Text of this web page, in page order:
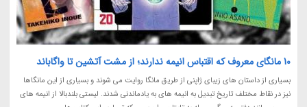
10 مانگای معروف که اقتباس انیمه ندارند؛ از مشت آتشین تا واگاباند
بسیاری از داستان های زیبای ژاپنی از طریق مانگا روایت می شوند و بسیاری از این مانگاها
نیز در نقاط مختلف تاریخ تبدیل به انیمه های به یادماندنی شدند. لیستی بلندبالا از انیمه های